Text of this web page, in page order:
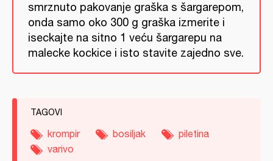
smrznuto pakovanje graška s šargarepom,
onda samo oko 300 g graška izmerite i
iseckajte na sitno 1 veću šargarepu na
malecke kockice i isto stavite zajedno sve.
TAGOVI
krompir bosiljak
piletina
varivo